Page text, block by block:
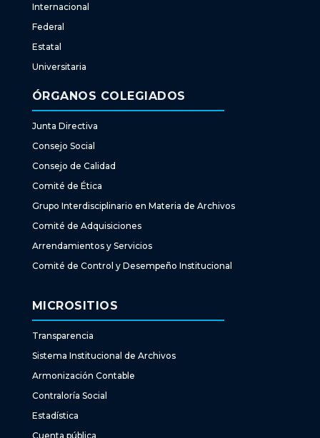
Internacional
Federal
Estatal
Universitaria
ÓRGANOS COLEGIADOS
Junta Directiva
Consejo Social
Consejo de Calidad
Comité de Ética
Grupo Interdisciplinario en Materia de Archivos
Comité de Adquisiciones
Arrendamientos y Servicios
Comité de Control y Desempeño Institucional
MICROSITIOS
Transparencia
Sistema Institucional de Archivos
Armonización Contable
Contraloría Social
Estadística
Cuenta pública